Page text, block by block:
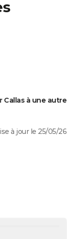
Callas à une autre
à jour le 25/05/26